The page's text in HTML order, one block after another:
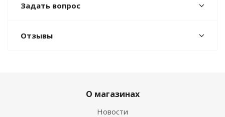
Задать вопрос
Отзывы
О магазинах
Новости